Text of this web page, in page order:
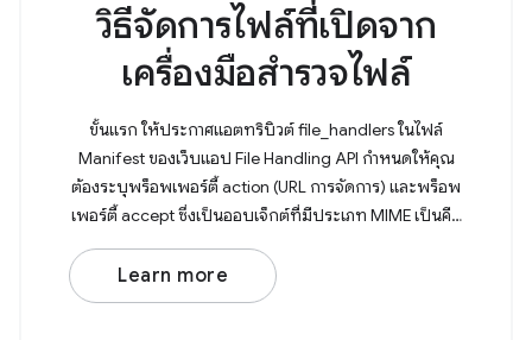
วิธีจัดการไฟล์ที่เปิดจาก
เครื่องมือสำรวจไฟล์
ขั้นแรก ให้ประกาศแอตทริบิวต์ file_handlers ในไฟล์
Manifest ของเว็บแอป File Handling API กำหนดให้คุณ
ต้องระบุพร็อพเพอร์ตี้ action (URL การจัดการ) และพร็อพ
เพอร์ตี้ accept ซึ่งเป็นออบเจ็กต์ที่มีประเภท MIME เป็นคีย์
และอาร์เรย์ของนามสกุลไฟล์ที่เกี่ยวข้อง
Learn more